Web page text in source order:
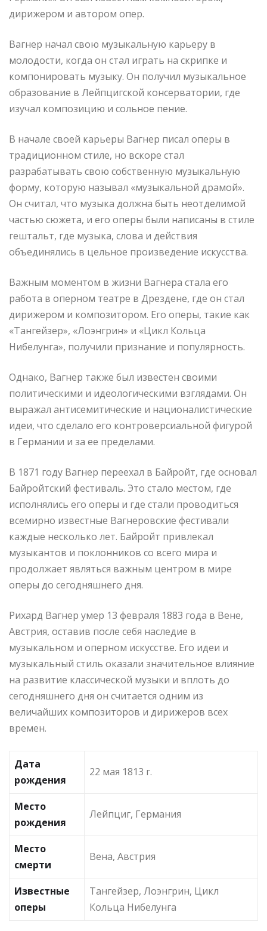
дирижером и автором опер.
Вагнер начал свою музыкальную карьеру в
молодости, когда он стал играть на скрипке и
компонировать музыку. Он получил музыкальное
образование в Лейпцигской консерватории, где
изучал композицию и сольное пение.
В начале своей карьеры Вагнер писал оперы в
традиционном стиле, но вскоре стал
разрабатывать свою собственную музыкальную
форму, которую называл «музыкальной драмой».
Он считал, что музыка должна быть неотделимой
частью сюжета, и его оперы были написаны в стиле
гештальт, где музыка, слова и действия
объединялись в цельное произведение искусства.
Важным моментом в жизни Вагнера стала его
работа в оперном театре в Дрездене, где он стал
дирижером и композитором. Его оперы, такие как
«Тангейзер», «Лоэнгрин» и «Цикл Кольца
Нибелунга», получили признание и популярность.
Однако, Вагнер также был известен своими
политическими и идеологическими взглядами. Он
выражал антисемитические и националистические
идеи, что сделало его контроверсиальной фигурой
в Германии и за ее пределами.
В 1871 году Вагнер переехал в Байройт, где основал
Байройтский фестиваль. Это стало местом, где
исполнялись его оперы и где стали проводиться
всемирно известные Вагнеровские фестивали
каждые несколько лет. Байройт привлекал
музыкантов и поклонников со всего мира и
продолжает являться важным центром в мире
оперы до сегодняшнего дня.
Рихард Вагнер умер 13 февраля 1883 года в Вене,
Австрия, оставив после себя наследие в
музыкальном и оперном искусстве. Его идеи и
музыкальный стиль оказали значительное влияние
на развитие классической музыки и вплоть до
сегодняшнего дня он считается одним из
величайших композиторов и дирижеров всех
времен.
Дата
рождения
22 мая 1813 г.
Место
рождения
Лейпциг, Германия
Место
смерти
Вена, Австрия
Известные
оперы
Тангейзер, Лоэнгрин, Цикл
Кольца Нибелунга